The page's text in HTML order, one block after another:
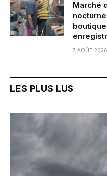
Marché
7 AOÛT 2026
LES PLUS LUS